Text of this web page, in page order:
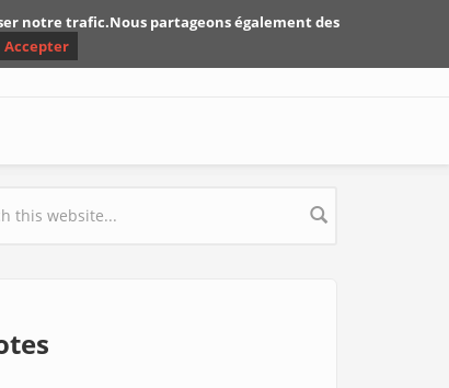
form
notre trafic.Nous partageons également des
Accepter